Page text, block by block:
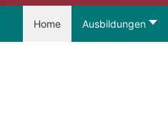
Home Ausbildungen